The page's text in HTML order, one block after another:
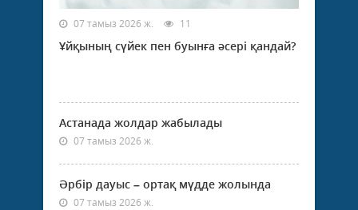
07 тамыз 2026 ж. 11
Ұйқының сүйек пен буынға әсері қандай?
Астанада жолдар жабылады
07 тамыз 2026 ж.
Әрбір дауыс – ортақ мүдде жолында
07 тамыз 2026 ж.